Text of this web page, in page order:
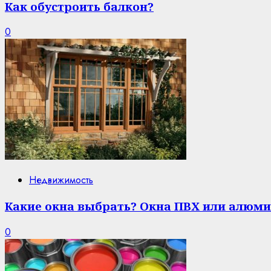
Как обустроить балкон?
0
Недвижимость
Какие окна выбрать? Окна ПВХ или
0